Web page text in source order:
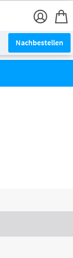
Nachbestellen